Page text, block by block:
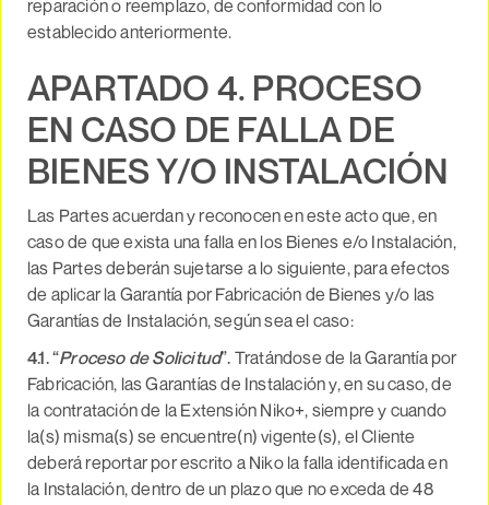
reparación o reemplazo, de conformidad con lo
establecido anteriormente.
APARTADO 4. PROCESO
EN CASO DE FALLA DE
BIENES Y/O INSTALACIÓN
Las Partes acuerdan y reconocen en este acto que, en
caso de que exista una falla en los Bienes e/o Instalación,
las Partes deberán sujetarse a lo siguiente, para efectos
de aplicar la Garantía por Fabricación de Bienes y/o las
Garantías de Instalación, según sea el caso:
4.1. “Proceso de Solicitud”. Tratándose de la Garantía por
Fabricación, las Garantías de Instalación y, en su caso, de
la contratación de la Extensión Niko+, siempre y cuando
la(s) misma(s) se encuentre(n) vigente(s), el Cliente
deberá reportar por escrito a Niko la falla identificada en
la Instalación, dentro de un plazo que no exceda de 48